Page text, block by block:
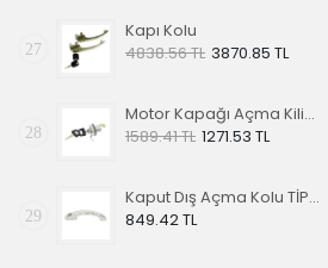
27
Kapı Kolu
4838.56 TL 3870.85 TL
28
Motor Kapağı Açma Kilidi 67-71
1589.41 TL 1271.53 TL
29
Kaput Dış Açma Kolu TİP 1 68-79
849.42 TL